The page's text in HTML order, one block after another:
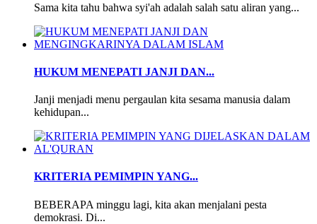
Sama kita tahu bahwa syi'ah adalah salah satu aliran yang...
HUKUM MENEPATI JANJI DAN...
Janji menjadi menu pergaulan kita sesama manusia dalam
kehidupan...
KRITERIA PEMIMPIN YANG...
BEBERAPA minggu lagi, kita akan menjalani pesta
demokrasi. Di...